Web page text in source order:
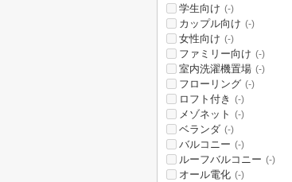
学生向け (-)
カップル向け (-)
女性向け (-)
ファミリー向け (-)
室内洗濯機置場 (-)
フローリング (-)
ロフト付き (-)
メゾネット (-)
ベランダ (-)
バルコニー (-)
ルーフバルコニー (-)
オール電化 (-)